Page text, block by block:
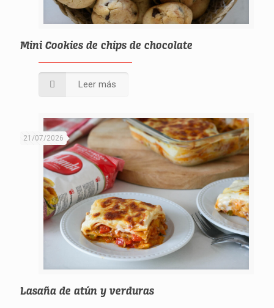
Mini Cookies de chips de chocolate
Leer más
21/07/2026
Lasaña de atún y verduras